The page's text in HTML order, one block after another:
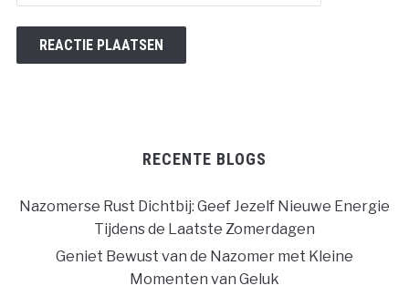
RECENTE BLOGS
Nazomerse Rust Dichtbij: Geef Jezelf Nieuwe Energie
Tijdens de Laatste Zomerdagen
Geniet Bewust van de Nazomer met Kleine
Momenten van Geluk